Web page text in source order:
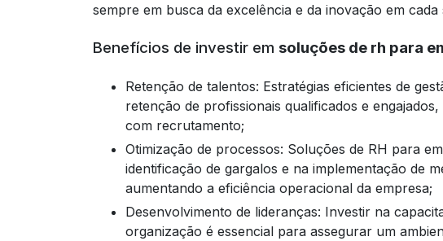
sempre em busca da excelência e da inovação em
Benefícios de investir em soluções de rh para
Retenção de talentos: Estratégias eficientes de gestão de pessoas contribuem para a
retenção de profissionais qualificados e
com recrutamento;
Otimização de processos: Soluções de RH para empresas especializadas auxiliam na
identificação de gargalos e na implementação de
aumentando a eficiência operacional da empresa;
Desenvolvimento de lideranças: Investir na capacitação e no desenvolvimento dos líderes da
organização é essencial para assegurar um